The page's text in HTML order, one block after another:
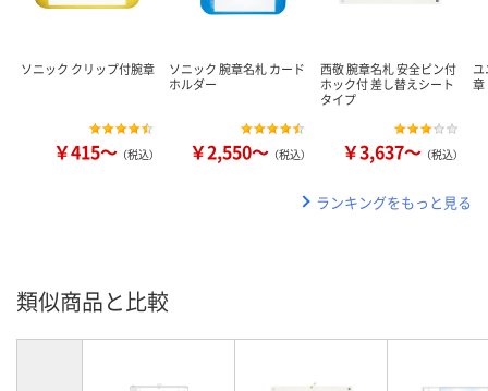
ソニック クリップ付腕章
￥415～ （税込）
ソニック 腕章名札 カード
ホルダー
￥2,550～ （税込）
西敬 腕章名札 安全ピン付
ホック付 差し替えシート
タイプ
￥3,637～ （税込）
ランキングをもっと見る
類似商品と比較